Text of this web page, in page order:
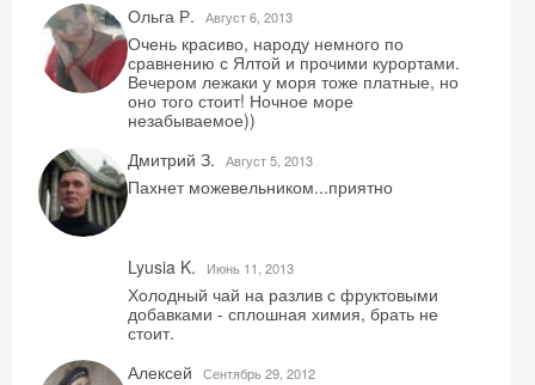
Ольга Р.
Август 6, 2013
Очень красиво, народу немного по
сравнению с Ялтой и прочими курортами.
Вечером лежаки у моря тоже платные, но
оно того стоит! Ночное море
незабываемое))
Дмитрий З.
Август 5, 2013
Пахнет можевельником...приятно
Lyusia K. Июнь 11, 2013
Холодный чай на разлив с фруктовыми
добавками - сплошная химия, брать не
стоит.
Алексей
Сентябрь 29, 2012
Получить промокод